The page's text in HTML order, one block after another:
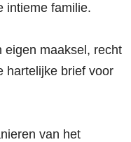
intieme familie.
eigen maaksel, recht
hartelijke brief voor
van het